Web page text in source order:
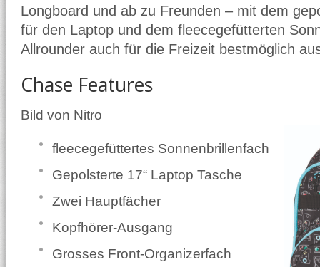
Longboard und ab zu Freunden – mit dem
für den Laptop und dem fleecegefütterten
Allrounder auch für die Freizeit bestmöglich
Chase Features
Bild von Nitro
fleecegefüttertes Sonnenbrillenfach
Gepolsterte 17“ Laptop Tasche
Zwei Hauptfächer
Kopfhörer-Ausgang
Grosses Front-Organizerfach